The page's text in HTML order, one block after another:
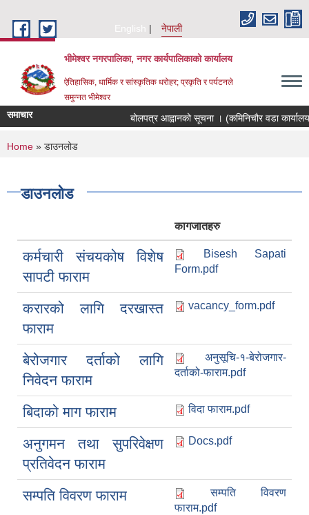
English
नेपाली
भीमेश्वर नगरपालिका, नगर कार्यपालिकाको कार्यालय
ऐतिहासिक, धार्मिक र सांस्कृतिक धरोहर; प्रकृति र पर्यटनले
समुन्नत भीमेश्वर
समाचार बोलपत्र आह्वानको सूचना । (कमिनिचौर वडा
You are here
Home » डाउनलोड
डाउनलोड
कागजातहरु
कर्मचारी संचयकोष विशेष
सापटी फाराम
Bisesh Sapati
Form.pdf
करारको लागि दरखास्त
फाराम
vacancy_form.pdf
बेरोजगार दर्ताको लागि
निवेदन फाराम
अनुसूचि-१-बेरोजगार-
दर्ताको-फाराम.pdf
बिदाको माग फाराम विदा फाराम.pdf
अनुगमन तथा सुपरिवेक्षण
प्रतिवेदन फाराम
Docs.pdf
सम्पति विवरण फाराम
सम्पति विवरण
फाराम.pdf